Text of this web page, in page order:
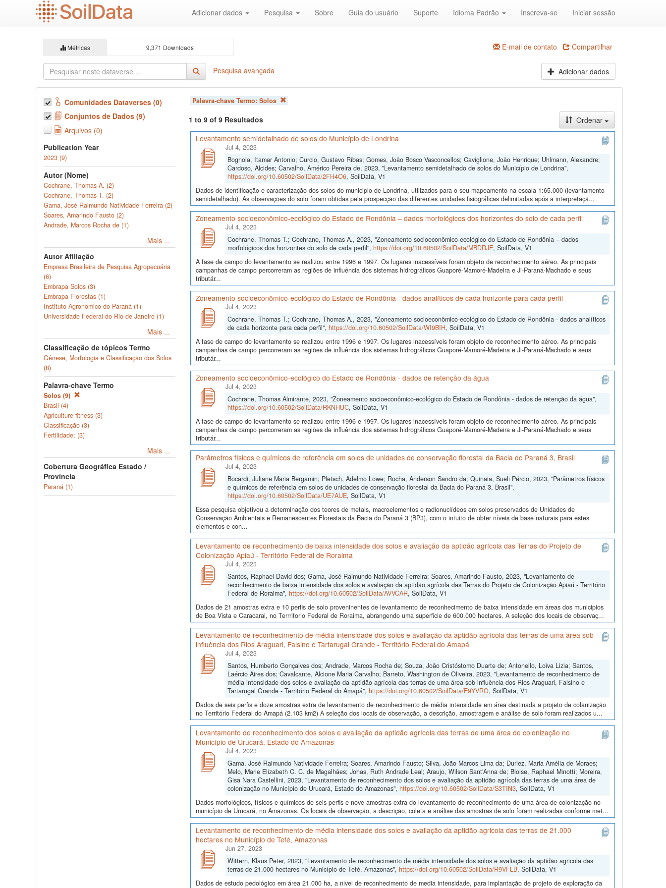
Adicionar dados Pesquisa Sobre Guia do usuário Suporte Idioma Padrão Inscreva-se Iniciar sessão
Métricas 9,371 Downloads E-mail de contato Compartilhar
Pesquisa avançada Adicionar dados
Comunidades Dataverses (0)
Conjuntos de Dados (9)
Arquivos (0)
Publication Year
2023 (9)
Autor (Nome)
Cochrane, Thomas A. (2)
Cochrane, Thomas T. (2)
Gama, José Raimundo Natividade Ferreira (2)
Soares, Amarindo Fausto (2)
Andrade, Marcos Rocha de (1)
Mais ...
Autor Afiliação
Empresa Brasileira de Pesquisa Agropecuária
(6)
Embrapa Solos (3)
Embrapa Florestas (1)
Instituto Agronômico do Paraná (1)
Universidade Federal do Rio de Janeiro (1)
Mais ...
Classificação de tópicos Termo
Gênese, Morfologia e Classificação dos Solos
(8)
Palavra-chave Termo
Solos (9)
Brasil (4)
Agriculture fitness (3)
Classificação (3)
Fertilidade; (3)
Mais ...
Cobertura Geográfica Estado /
Província
Paraná (1)
Palavra-chave Termo: Solos
1 to 9 of 9 Resultados
Ordenar
Levantamento semidetalhado de solos do Município de Londrina
Jul 4, 2023
Bognola, Itamar Antonio; Curcio, Gustavo Ribas; Gomes, João Bosco Vasconcellos; Caviglione, João Henrique; Uhlmann, Alexandre;
Cardoso, Alcides; Carvalho, Américo Pereira de, 2023, "Levantamento semidetalhado de solos do Município de Londrina",
https://doi.org/10.60502/SoilData/2FH4O6, SoilData, V1
Dados de identificação e caracterização dos solos do municipio de Londrina, utilizados para o seu mapeamento na escala 1:65.000 (levantamento
semidetalhado). As observações do solo foram obtidas pela prospecção das diferentes unidades fisiográficas delimitadas após a interpretaçã...
Zoneamento socioeconômico-ecológico do Estado de Rondônia – dados morfológicos dos horizontes do solo de cada perfil
Jul 4, 2023
Cochrane, Thomas T.; Cochrane, Thomas A., 2023, "Zoneamento socioeconômico-ecológico do Estado de Rondônia – dados
morfológicos dos horizontes do solo de cada perfil", https://doi.org/10.60502/SoilData/MBDRJE, SoilData, V1
A fase de campo do levantamento se realizou entre 1996 e 1997. Os lugares inacessíveis foram objeto de reconhecimento aéreo. As principais
campanhas de campo percorreram as regiões de influência dos sistemas hidrográficos Guaporé-Mamoré-Madeira e Ji-Paraná-Machado e seus
tributár...
Zoneamento socioeconômico-ecológico do Estado de Rondônia - dados analíticos de cada horizonte para cada perfil
Jul 4, 2023
Cochrane, Thomas T.; Cochrane, Thomas A., 2023, "Zoneamento socioeconômico-ecológico do Estado de Rondônia - dados analíticos
de cada horizonte para cada perfil", https://doi.org/10.60502/SoilData/WI9BIH, SoilData, V1
A fase de campo do levantamento se realizou entre 1996 e 1997. Os lugares inacessíveis foram objeto de reconhecimento aéreo. As principais
campanhas de campo percorreram as regiões de influência dos sistemas hidrográficos Guaporé-Mamoré-Madeira e Ji-Paraná-Machado e seus
tributár...
Zoneamento socioeconômico-ecológico do Estado de Rondônia - dados de retenção da água
Jul 4, 2023
Cochrane, Thomas Almirante, 2023, "Zoneamento socioeconômico-ecológico do Estado de Rondônia - dados de retenção da água",
https://doi.org/10.60502/SoilData/RKNHUC, SoilData, V1
A fase de campo do levantamento se realizou entre 1996 e 1997. Os lugares inacessíveis foram objeto de reconhecimento aéreo. As principais
campanhas de campo percorreram as regiões de influência dos sistemas hidrográficos Guaporé-Mamoré-Madeira e Ji-Paraná-Machado e seus
tributár...
Parâmetros físicos e químicos de referência em solos de unidades de conservação florestal da Bacia do Paraná 3, Brasil
Jul 4, 2023
Bocardi, Juliane Maria Bergamin; Pletsch, Adelmo Lowe; Rocha, Anderson Sandro da; Quinaia, Sueli Pércio, 2023, "Parâmetros físicos
e químicos de referência em solos de unidades de conservação florestal da Bacia do Paraná 3, Brasil",
https://doi.org/10.60502/SoilData/UE7AUE, SoilData, V1
Essa pesquisa objetivou a determinação dos teores de metais, macroelementos e radionuclídeos em solos preservados de Unidades de
Conservação Ambientais e Remanescentes Florestais da Bacia do Paraná 3 (BP3), com o intuito de obter níveis de base naturais para estes
elementos e con...
Levantamento de reconhecimento de baixa intensidade dos solos e avaliação da aptidão agrícola das Terras do Projeto de
Colonização Apiaú - Território Federal de Roraima
Jul 4, 2023
Santos, Raphael David dos; Gama, José Raimundo Natividade Ferreira; Soares, Amarindo Fausto, 2023, "Levantamento de
reconhecimento de baixa intensidade dos solos e avaliação da aptidão agrícola das Terras do Projeto de Colonização Apiaú - Território
Federal de Roraima", https://doi.org/10.60502/SoilData/AVVCAR, SoilData, V1
Dados de 21 amostras extra e 10 perfis de solo proveninentes de levantamento de reconhecimento de baixa intensidade em áreas dos municipios
de Boa Vista e Caracarai, no Terrritorio Federal de Roraima, abrangendo uma superficie de 600.000 hectares. A seleção dos locais de observaç...
Levantamento de reconhecimento de média intensidade dos solos e avaliação da aptidão agrícola das terras de uma área sob
influência dos Rios Araguari, Falsino e Tartarugal Grande - Território Federal do Amapá
Jul 4, 2023
Santos, Humberto Gonçalves dos; Andrade, Marcos Rocha de; Souza, João Cristóstomo Duarte de; Antonello, Loiva Lizia; Santos,
Laércio Aires dos; Cavalcante, Alcione Maria Carvalho; Barreto, Washington de Oliveira, 2023, "Levantamento de reconhecimento de
média intensidade dos solos e avaliação da aptidão agrícola das terras de uma área sob influência dos Rios Araguari, Falsino e
Tartarugal Grande - Território Federal do Amapá", https://doi.org/10.60502/SoilData/E9YVRO, SoilData, V1
Dados de seis perfis e doze amostras extra de levantamento de reconhecimento de média intensidade em área destinada a projeto de colanização
no Território Federal do Amapá (2.103 km2) A seleção dos locais de observação, a descrição, amostragem e análise de solo foram realizados u...
Levantamento de reconhecimento dos solos e avaliação da aptidão agrícola das terras de uma área de colonização no
Município de Urucará, Estado do Amazonas
Jul 4, 2023
Gama, José Raimundo Natividade Ferreira; Soares, Amarindo Fausto; Silva, João Marcos Lima da; Duriez, Maria Amélia de Moraes;
Melo, Marie Elizabeth C. C. de Magalhães; Johas, Ruth Andrade Leal; Araujo, Wilson Sant'Anna de; Bloise, Raphael Minotti; Moreira,
Gisa Nara Castellini, 2023, "Levantamento de reconhecimento dos solos e avaliação da aptidão agrícola das terras de uma área de
colonização no Município de Urucará, Estado do Amazonas", https://doi.org/10.60502/SoilData/S3TIN3, SoilData, V1
Dados morfológicos, físicos e químicos de seis perfis e nove amostras extra do levantamento de reconhecimento de uma área de colonização no
município de Urucará, no Amazonas. Os locais de observação, a descrição, coleta e análise das amostras de solo foram realizadas conforme met...
Levantamento de reconhecimento de média intensidade dos solos e avaliação da aptidão agricola das terras de 21.000
hectares no Município de Tefé, Amazonas
Jun 27, 2023
Wittern, Klaus Peter, 2023, "Levantamento de reconhecimento de média intensidade dos solos e avaliação da aptidão agricola das
terras de 21.000 hectares no Município de Tefé, Amazonas", https://doi.org/10.60502/SoilData/R9VFLB, SoilData, V1
Dados de estudo pedológico em área 21.000 ha, a nivel de reconhecimento de media intensidade, para implantação de projeto de exploração da